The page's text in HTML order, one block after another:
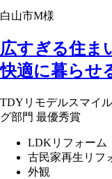
白山市M様
広すぎる住ま
快適に暮らせ
TDYリモデルスマイ
グ部門 最優秀賞
LDKリフォーム
古民家再生リフ
外観